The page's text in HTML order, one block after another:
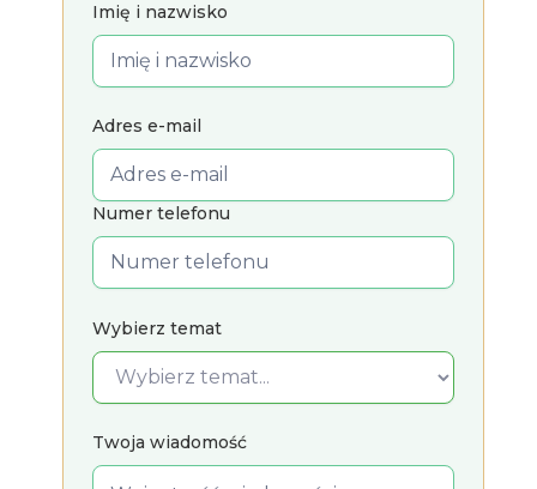
Imię i nazwisko
Adres e-mail
Numer telefonu
Wybierz temat
Twoja wiadomość